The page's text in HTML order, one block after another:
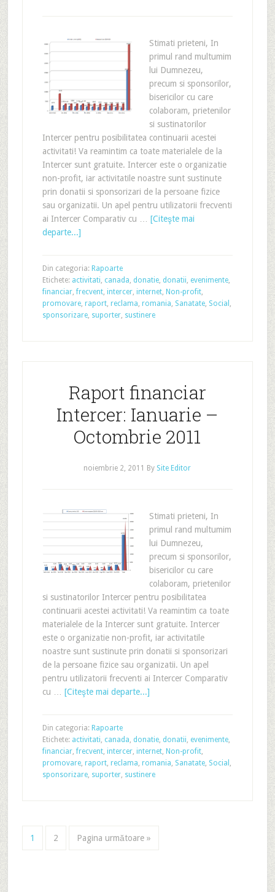
Stimati prieteni, In
primul rand multumim
lui Dumnezeu,
precum si sponsorilor,
bisericilor cu care
colaboram, prietenilor
si sustinatorilor
Intercer pentru posibilitatea continuarii acestei
activitati! Va reamintim ca toate materialele de la
Intercer sunt gratuite. Intercer este o organizatie
non-profit, iar activitatile noastre sunt sustinute
prin donatii si sponsorizari de la persoane fizice
sau organizatii. Un apel pentru utilizatorii frecventi
ai Intercer Comparativ cu … [Citeşte mai
departe...]
Din categoria: Rapoarte
Etichete: activitati, canada, donatie, donatii, evenimente,
financiar,frecvent, intercer, internet, Non-profit,
promovare, raport, reclama, romania, Sanatate, Social ,
sponsorizare, suporter, sustinere
Raport financiar
Intercer: Ianuarie –
Octombrie 2011
noiembrie 2, 2011 By Site Editor
Stimati prieteni, In
primul rand multumim
lui Dumnezeu,
precum si sponsorilor,
bisericilor cu care
colaboram, prietenilor
si sustinatorilor Intercer pentru posibilitatea
continuarii acestei activitati! Va reamintim ca toate
materialele de la Intercer sunt gratuite. Intercer
este o organizatie non-profit, iar activitatile
noastre sunt sustinute prin donatii si sponsorizari
de la persoane fizice sau organizatii. Un apel
pentru utilizatorii frecventi ai Intercer Comparativ
cu … [Citeşte mai departe...]
Din categoria: Rapoarte
Etichete: activitati, canada, donatie, donatii, evenimente,
financiar,frecvent, intercer, internet, Non-profit,
promovare, raport, reclama, romania, Sanatate, Social ,
sponsorizare, suporter, sustinere
1 2 Pagina următoare »